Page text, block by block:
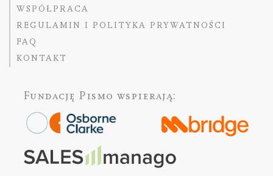
WSPÓŁPRACA
REGULAMIN I POLITYKA PRYWATNOŚCI
FAQ
KONTAKT
Fundację Pismo wspierają: